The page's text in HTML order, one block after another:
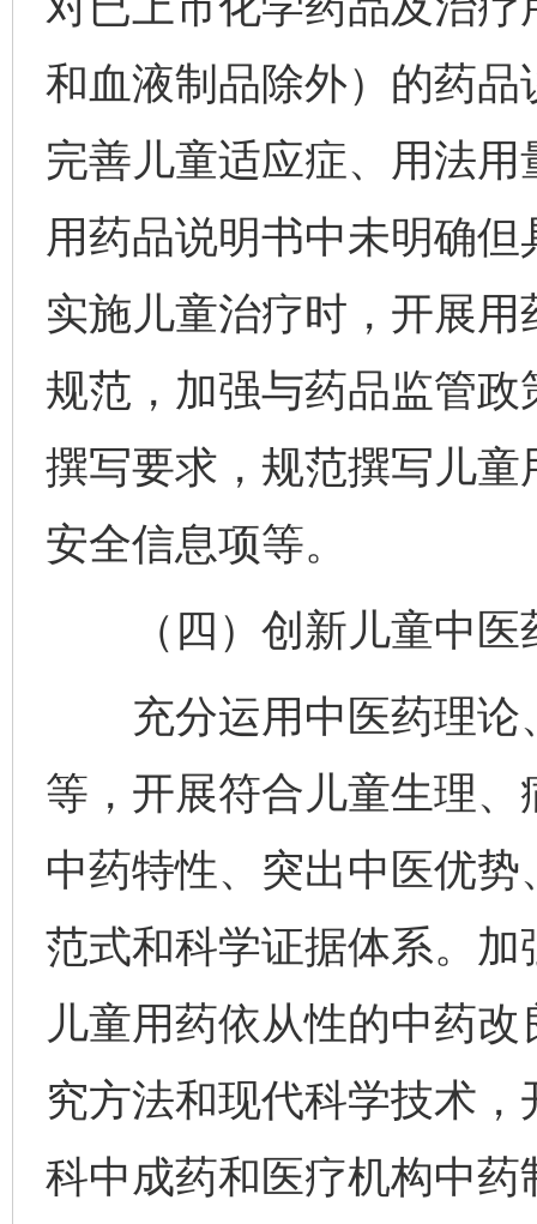
和血液制品除外）的药
完善儿童适应症、用法
用药品说明书中未明确
实施儿童治疗时，开展
规范，加强与药品监管
撰写要求，规范撰写儿
安全信息项等。
（四）创新儿童中医
充分运用中医药理论
等，开展符合儿童生理
中药特性、突出中医优
范式和科学证据体系。
儿童用药依从性的中药
究方法和现代科学技术
科中成药和医疗机构中